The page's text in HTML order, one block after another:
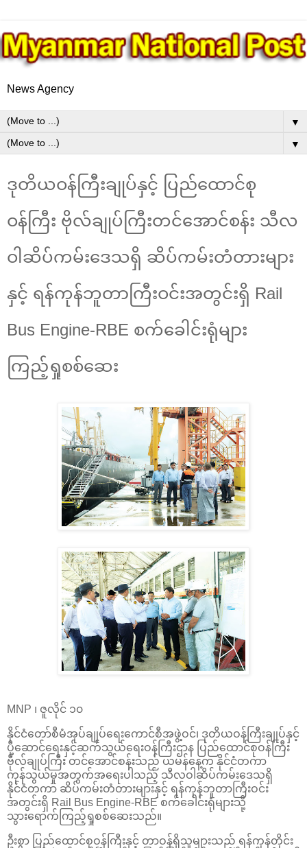
News Agency
▼
▼
ဒုတိယဝန်ကြီးချုပ်နှင့် ပြည်ထောင်စု
ဝန်ကြီး ဗိုလ်ချုပ်ကြီးတင်အောင်စန်း သီလ
ဝါဆိပ်ကမ်းဒေသရှိ ဆိပ်ကမ်းတံတားများ
နှင့် ရန်ကုန်ဘူတာကြီးဝင်းအတွင်းရှိ Rail
Bus Engine-RBE စက်ခေါင်းရုံများ
ကြည့်ရှုစစ်ဆေး
MNP ၊ ဇူလိုင် ၁၀
နိုင်ငံတော်စီမံအုပ်ချုပ်ရေးကောင်စီအဖွဲ့ဝင်၊ ဒုတိယဝန်ကြီးချုပ်နှင့်
ပို့ဆောင်ရေးနှင့်ဆက်သွယ်ရေးဝန်ကြီးဌာန ပြည်ထောင်စုဝန်ကြီး
ဗိုလ်ချုပ်ကြီး တင်အောင်စန်းသည် ယမန်နေ့က နိုင်ငံတကာ
ကုန်သွယ်မှုအတွက်အရေးပါသည့် သီလဝါဆိပ်ကမ်းဒေသရှိ
နိုင်ငံတကာ ဆိပ်ကမ်းတံတားများနှင့် ရန်ကုန်ဘူတာကြီးဝင်း
အတွင်းရှိ Rail Bus Engine-RBE စက်ခေါင်းရုံများသို့
သွားရောက်ကြည့်ရှုစစ်ဆေးသည်။
ဦးစွာ ပြည်ထောင်စုဝန်ကြီးနှင့် တာဝန်ရှိသူများသည် ရန်ကုန်တိုင်း